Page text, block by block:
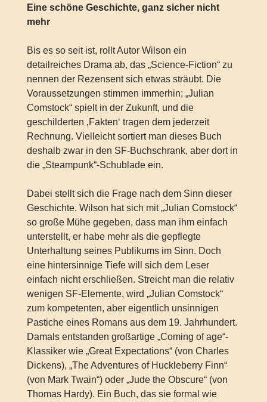
Eine schöne Geschichte, ganz sicher nicht
mehr
Bis es so seit ist, rollt Autor Wilson ein
detailreiches Drama ab, das „Science-Fiction“ zu
nennen der Rezensent sich etwas sträubt. Die
Voraussetzungen stimmen immerhin; „Julian
Comstock“ spielt in der Zukunft, und die
geschilderten ‚Fakten‘ tragen dem jederzeit
Rechnung. Vielleicht sortiert man dieses Buch
deshalb zwar in den SF-Buchschrank, aber dort in
die „Steampunk“-Schublade ein.
Dabei stellt sich die Frage nach dem Sinn dieser
Geschichte. Wilson hat sich mit „Julian Comstock“
so große Mühe gegeben, dass man ihm einfach
unterstellt, er habe mehr als die gepflegte
Unterhaltung seines Publikums im Sinn. Doch
eine hintersinnige Tiefe will sich dem Leser
einfach nicht erschließen. Streicht man die relativ
wenigen SF-Elemente, wird „Julian Comstock“
zum kompetenten, aber eigentlich unsinnigen
Pastiche eines Romans aus dem 19. Jahrhundert.
Damals entstanden großartige „Coming of age“-
Klassiker wie „Great Expectations“ (von Charles
Dickens), „The Adventures of Huckleberry Finn“
(von Mark Twain“) oder „Jude the Obscure“ (von
Thomas Hardy). Ein Buch, das sie formal wie